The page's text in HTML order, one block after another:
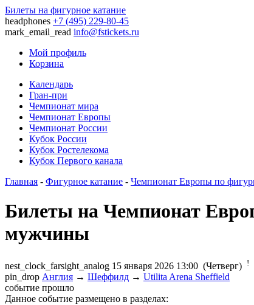
Билеты на фигурное катание
headphones +7 (495) 229-80-45
mark_email_read info@fstickets.ru
Мой профиль
Корзина
Календарь
Гран-при
Чемпионат мира
Чемпионат Европы
Чемпионат России
Кубок России
Кубок Ростелекома
Кубок Первого канала
Главная - Фигурное катание - Чемпионат Европы по
Билеты на Чемпионат
мужчины
nest_clock_farsight_analog 15 января 2026 13:00 (Четверг) !
pin_drop Англия → Шеффилд → Utilita Arena Sheffield
событие прошло
Данное событие размещено в разделах: